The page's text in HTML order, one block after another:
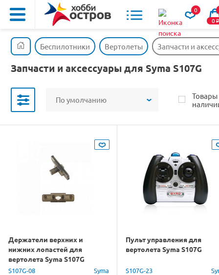
0
0o
Беспилотники Вертолеты Запчасти и
Запчасти и аксессуары для Syma S107G
По умолчанию
Товары
Держатели верхних и
нижних лопастей для
вертолета Syma S107G
S107G-08 Syma
Пульт управления для
вертолета Syma S107G
S107G-23